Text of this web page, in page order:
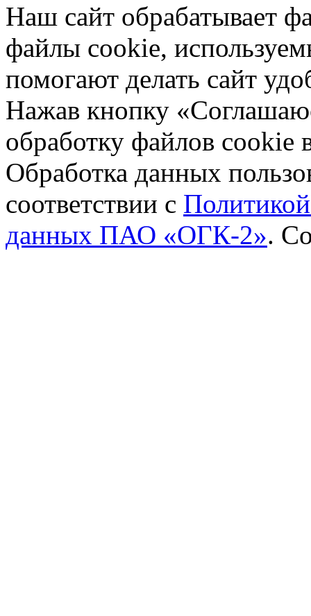
Наш сайт обрабатывает
файлы cookie,
помогают делать сайт
Нажав кнопку
обработку файлов cookie
Обработка данных
соответствии с
данных ПАО «ОГК-2».